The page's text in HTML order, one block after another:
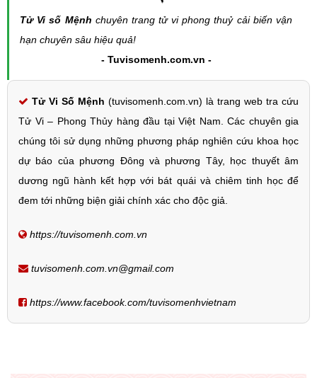
Tử Vi số Mệnh chuyên trang tử vi phong thuỷ cải biến vận
hạn chuyên sâu hiệu quả!
- Tuvisomenh.com.vn -
Tử Vi Số Mệnh (tuvisomenh.com.vn) là trang web tra cứu
Tử Vi – Phong Thủy hàng đầu tại Việt Nam. Các chuyên gia
chúng tôi sử dụng những phương pháp nghiên cứu khoa học
dự báo của phương Đông và phương Tây, học thuyết âm
dương ngũ hành kết hợp với bát quái và chiêm tinh học để
đem tới những biện giải chính xác cho độc giả.
https://tuvisomenh.com.vn
tuvisomenh.com.vn@gmail.com
https://www.facebook.com/tuvisomenhvietnam